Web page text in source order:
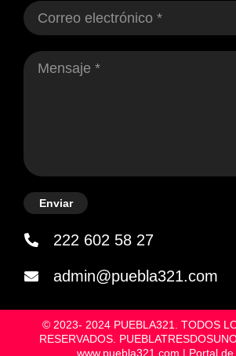
Enviar
222 602 58 27
admin@puebla321.com
© 2023- 2024 PUEBLA321. TODOS
RESERVADOS.
www.puebla321.com | Portal